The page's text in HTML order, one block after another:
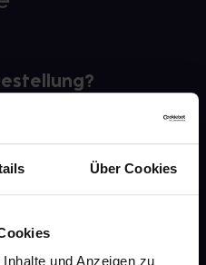
Über Cookies
und Anzeigen zu